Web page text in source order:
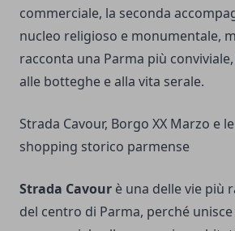
commerciale, la seconda
nucleo religioso e monumentale,
racconta una Parma più
alle botteghe e alla vita serale.
Strada Cavour, Borgo XX Marzo e
shopping storico parmense
Strada Cavour è una delle vie più
del centro di Parma, perché